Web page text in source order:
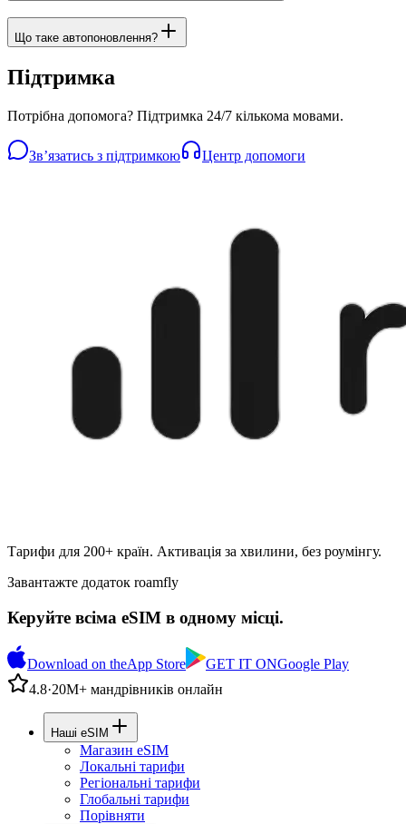
Що таке автопоновлення?
Підтримка
Потрібна допомога? Підтримка 24/7 кількома мовами.
Звʼязатись з підтримкою Центр допомоги
Тарифи для 200+ країн. Активація за хвилини, без роумінгу.
Завантажте додаток roamfly
Керуйте всіма eSIM в одному місці.
Download on theApp Store GET IT ONGoogle Play
4.8·20М+ мандрівників онлайн
Наші eSIM
Магазин eSIM
Локальні тарифи
Регіональні тарифи
Глобальні тарифи
Порівняти